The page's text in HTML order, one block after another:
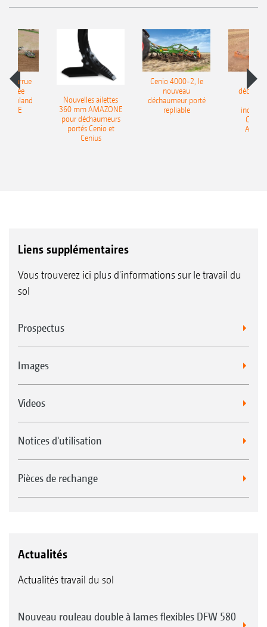
charrue
portée
Onland
Nouvelles ailettes
360 mm AMAZONE
pour déchaumeurs
portés Cenio et
Cenius
Cenio 4000-2, le
nouveau
déchaumeur porté
repliable
Liens supplémentaires
Vous trouverez ici plus d'informations sur le travail du
sol
Prospectus
Images
Videos
Notices d'utilisation
Pièces de rechange
Actualités
Actualités travail du sol
Nouveau rouleau double à lames flexibles DFW 580